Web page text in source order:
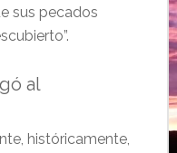
sus pecados
al
históricamente,